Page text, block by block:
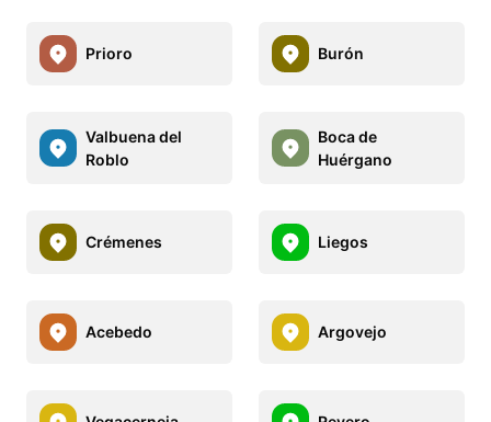
Prioro Burón
Valbuena del
Roblo
Boca de
Huérgano
Crémenes Liegos
Acebedo Argovejo